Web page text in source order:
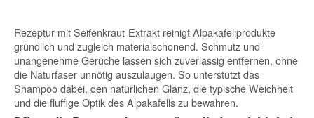
Rezeptur mit Seifenkraut-Extrakt reinigt Alpakafellprodukte
gründlich und zugleich materialschonend. Schmutz und
unangenehme Gerüche lassen sich zuverlässig entfernen, ohne
die Naturfaser unnötig auszulaugen. So unterstützt das
Shampoo dabei, den natürlichen Glanz, die typische Weichheit
und die fluffige Optik des Alpakafells zu bewahren.